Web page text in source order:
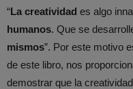
“La creatividad es algo
humanos. Que se
mismos”. Por este motivo
de este libro, nos
demostrar que la